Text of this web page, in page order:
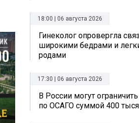
18:00 | 06 августа 2026
Гинеколог опровергла
широкими бедрами и
родами
17:30 | 06 августа 2026
В России могут
по ОСАГО суммой 400